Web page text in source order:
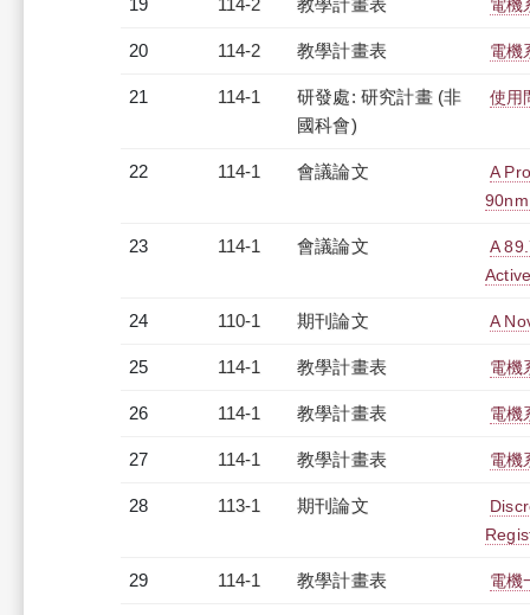
19 114-2 教學計畫表 電機
20 114-2 教學計畫表 電機
21 114-1
研發處: 研究計畫 (非
國科會)
使用
22 114-1 會議論文
A
23 114-1 會議論文
A
24 110-1 期刊論文 A
25 114-1 教學計畫表 電機
26 114-1 教學計畫表 電機
27 114-1 教學計畫表 電機
28 113-1 期刊論文
29 114-1 教學計畫表 電機